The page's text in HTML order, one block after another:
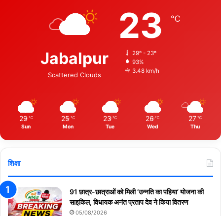
Jabalpur
Scattered Clouds
23 ℃
29º - 23º
93%
3.48 km/h
29 ℃
Sun
25 ℃
Mon
23 ℃
Tue
26 ℃
Wed
27 ℃
Thu
शिक्षा
91 छात्र-छात्राओं को मिली ‘उन्नति का पहिया’ योजना की
साइकिल, विधायक अनंत प्रताप देव ने किया वितरण
05/08/2026